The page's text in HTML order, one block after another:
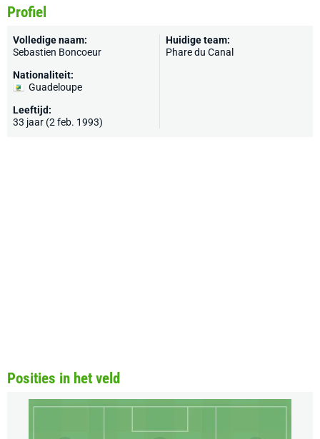
Profiel
Volledige naam:
Sebastien Boncoeur
Nationaliteit:
Guadeloupe
Leeftijd:
33 jaar (2 feb. 1993)
Huidige team:
Phare du Canal
Posities in het veld